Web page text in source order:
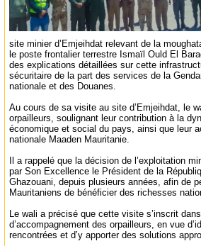
site minier d’Emjeihdat relevant de la
le poste frontalier terrestre Ismaïl Ould El
des explications détaillées sur cette
sécuritaire de la part des services de la
nationale et des Douanes.
Au cours de sa visite au site d’Emjeihdat, le
orpailleurs, soulignant leur contribution à la
économique et social du pays, ainsi que leur
nationale Maaden Mauritanie.
Il a rappelé que la décision de l’exploitation
par Son Excellence le Président de la
Ghazouani, depuis plusieurs années, afin de
Mauritaniens de bénéficier des richesses
Le wali a précisé que cette visite s’inscrit
d’accompagnement des orpailleurs, en vue
rencontrées et d’y apporter des solutions